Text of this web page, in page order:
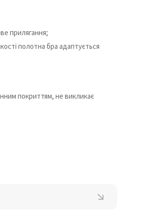
прилягання;
полотна бра адаптується
покриттям, не викликає